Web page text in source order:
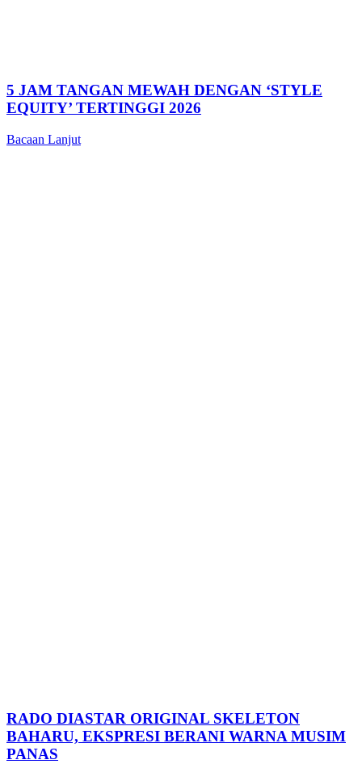
5 JAM TANGAN MEWAH DENGAN ‘STYLE
EQUITY’ TERTINGGI 2026
Bacaan Lanjut
RADO DIASTAR ORIGINAL SKELETON
BAHARU, EKSPRESI BERANI WARNA MUSIM
PANAS